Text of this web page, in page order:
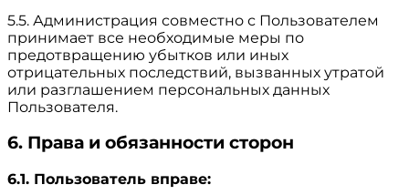
5.5. Администрация совместно с Пользователем
принимает все необходимые меры по
предотвращению убытков или иных
отрицательных последствий, вызванных утратой
или разглашением персональных данных
Пользователя.
6. Права и обязанности сторон
6.1. Пользователь вправе: